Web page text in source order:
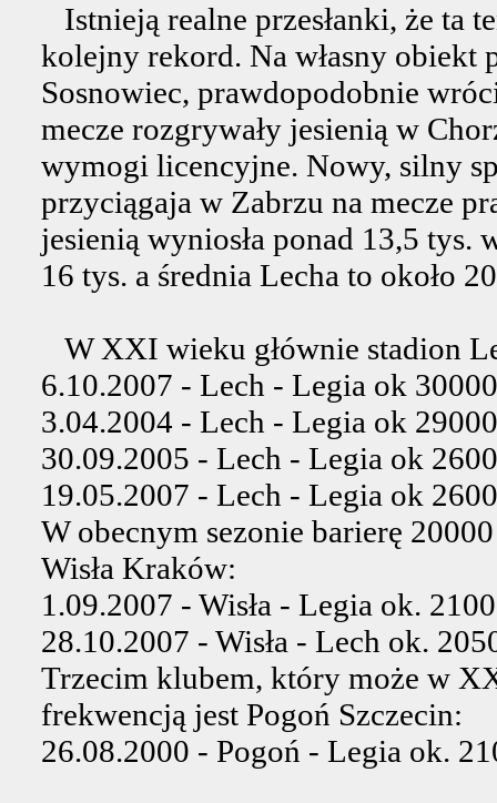
Istnieją realne przesłanki, że ta
kolejny rekord. Na własny obiekt
Sosnowiec, prawdopodobnie
mecze rozgrywały jesienią w
wymogi licencyjne. Nowy, silny
przyciągaja w Zabrzu na mecze
jesienią wyniosła ponad 13,5 tys.
16 tys. a średnia Lecha to około
W XXI wieku głównie stadion
6.10.2007 - Lech - Legia ok
3.04.2004 - Lech - Legia ok
30.09.2005 - Lech - Legia ok
19.05.2007 - Lech - Legia ok
W obecnym sezonie barierę
Wisła Kraków:
1.09.2007 - Wisła - Legia ok.
28.10.2007 - Wisła - Lech ok.
Trzecim klubem, który może w
frekwencją jest Pogoń Szczecin:
26.08.2000 - Pogoń - Legia ok.